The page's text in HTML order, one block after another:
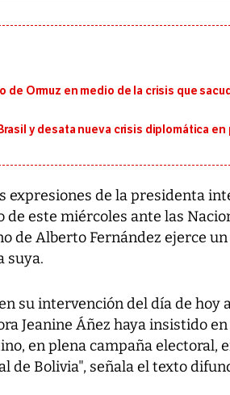
de Ormuz en medio de la crisis que
y desata nueva crisis diplomática en
expresiones de la presidenta
de este miércoles ante las
de Alberto Fernández ejerce un
suya.
su intervención del día de hoy
Jeanine Áñez haya insistido en
en plena campaña electoral,
de Bolivia", señala el texto